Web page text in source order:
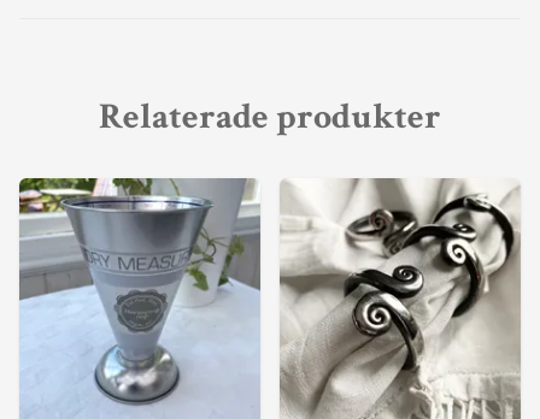
Relaterade produkter